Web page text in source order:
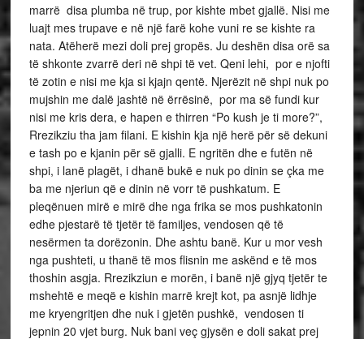
marrë disa plumba në trup, por kishte mbet gjallë. Nisi me
luajt mes trupave e në një farë kohe vuni re se kishte ra
nata. Atëherë mezi doli prej gropës. Ju deshën disa orë sa
të shkonte zvarrë deri në shpi të vet. Qeni lehi, por e njofti
të zotin e nisi me kja si kjajn qentë. Njerëzit në shpi nuk po
mujshin me dalë jashtë në ërrësinë, por ma së fundi kur
nisi me kris dera, e hapen e thirren “Po kush je ti more?”,
Rrezikziu tha jam filani. E kishin kja një herë për së dekuni
e tash po e kjanin për së gjalli. E ngritën dhe e futën në
shpi, i lanë plagët, i dhanë bukë e nuk po dinin se çka me
ba me njeriun që e dinin në vorr të pushkatum. E
pleqënuen mirë e mirë dhe nga frika se mos pushkatonin
edhe pjestarë të tjetër të familjes, vendosen që të
nesërmen ta dorëzonin. Dhe ashtu banë. Kur u mor vesh
nga pushteti, u thanë të mos flisnin me askënd e të mos
thoshin asgja. Rrezikziun e morën, i banë një gjyq tjetër te
mshehtë e meqë e kishin marrë krejt kot, pa asnjë lidhje
me kryengritjen dhe nuk i gjetën pushkë, vendosen ti
jepnin 20 vjet burg. Nuk bani veç gjysën e doli sakat prej